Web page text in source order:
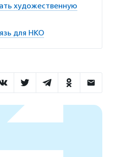
художественную
для НКО